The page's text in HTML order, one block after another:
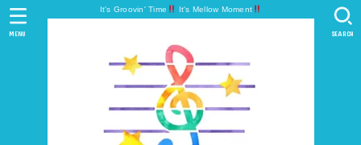
It's Groovin' Time It's Mellow Moment
SEARCH
MENU